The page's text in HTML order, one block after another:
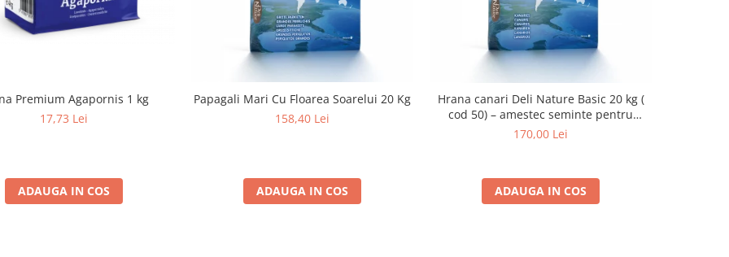
Premium Agapornis 1 kg
17,73 Lei
ADAUGA IN COS
Papagali Mari Cu Floarea Soarelui 20 Kg
158,40 Lei
ADAUGA IN COS
Hrana canari Deli Nature Basic 20 kg (
cod 50) – amestec seminte pentru
hranire zilnica
170,00 Lei
ADAUGA IN COS